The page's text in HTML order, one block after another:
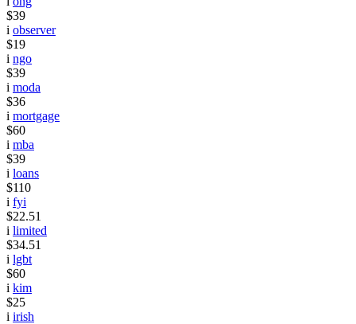
$39
i observer
$19
i ngo
$39
i moda
$36
i mortgage
$60
i mba
$39
i loans
$110
i fyi
$22.51
i limited
$34.51
i lgbt
$60
i kim
$25
i irish